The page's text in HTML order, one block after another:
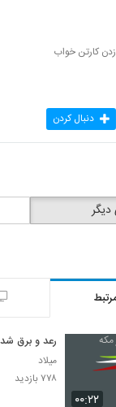
کارتن خواب
دنبال کردن
۰۰:۲۲
رعد و برق
میلاد
۷۷۸ بازدید